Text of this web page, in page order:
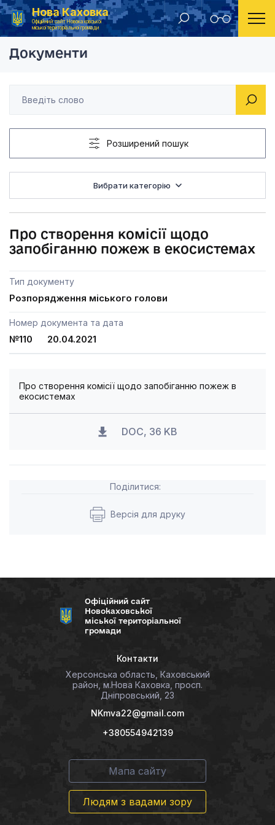
Нова Каховка
Офіційний сайт Новокаховської
міської територіальної громади
Головна Розпорядження Новокаховського міського голови 2021 рік Про створення
Документи
Розширений пошук
Вибрати категорію
Про створення комісії щодо
запобіганню пожеж в екосистемах
Тип документу
Розпорядження міського голови
Номер документа та дата
№110 20.04.2021
Про створення комісії щодо запобіганню пожеж в
екосистемах
DOC, 36 KB
Поділитися:
Версія для друку
Офіційний сайт
Новокаховської
міської територіальної
громади
Контакти
Херсонська область, Каховський
район, м.Нова Каховка, просп.
Дніпровський, 23
NKmva22@gmail.com
+380554942139
Мапа сайту
Людям з вадами зору